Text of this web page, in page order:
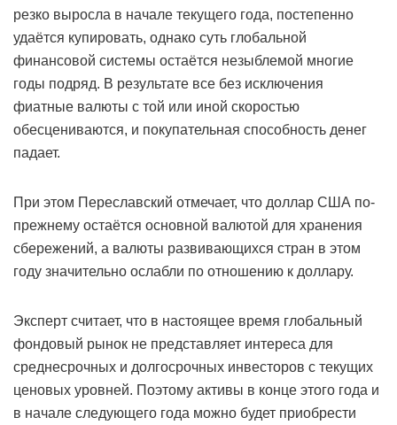
резко выросла в начале текущего года, постепенно
удаётся купировать, однако суть глобальной
финансовой системы остаётся незыблемой многие
годы подряд. В результате все без исключения
фиатные валюты с той или иной скоростью
обесцениваются, и покупательная способность денег
падает.
При этом Переславский отмечает, что доллар США по-
прежнему остаётся основной валютой для хранения
сбережений, а валюты развивающихся стран в этом
году значительно ослабли по отношению к доллару.
Эксперт считает, что в настоящее время глобальный
фондовый рынок не представляет интереса для
среднесрочных и долгосрочных инвесторов с текущих
ценовых уровней. Поэтому активы в конце этого года и
в начале следующего года можно будет приобрести